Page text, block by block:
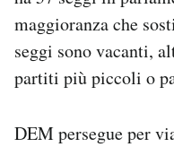
maggioranza che
seggi sono vacanti,
partiti più piccoli o
DEM persegue per